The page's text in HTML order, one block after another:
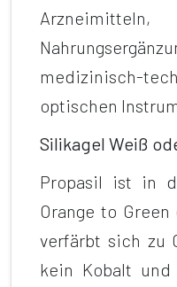
Arzneimitteln,
medizinisch-
optischen
Silikagel Weiß
Propasil ist in
Orange to
verfärbt sich zu
kein Kobalt